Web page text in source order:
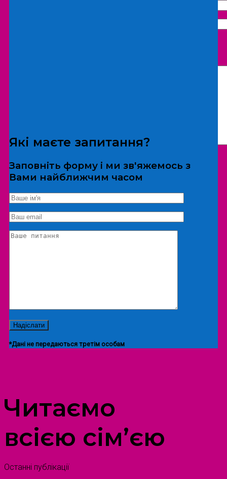
*Дані не передаються третім особам
Екскурсія/локація
Які маєте запитання?
Заповніть форму і ми зв'яжемось з
Вами найближчим часом
*Дані не передаються третім особам
Читаємо
всією сім’єю
Останні публікації